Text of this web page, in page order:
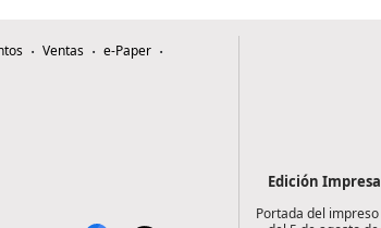
Ventas
e-Paper
Edición Impresa
Portada del impreso